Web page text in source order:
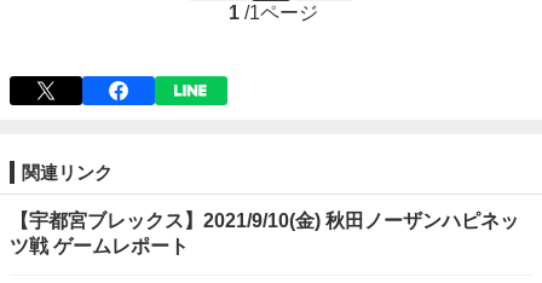
1 /1ページ
関連リンク
【宇都宮ブレックス】2021/9/10(金) 秋田ノーザンハピネッ
ツ戦 ゲームレポート